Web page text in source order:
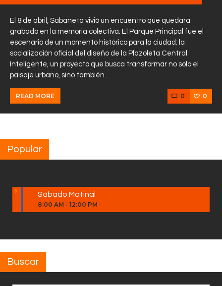
El 8 de abril, Sabaneta vivió un encuentro que quedará
grabado en la memoria colectiva. El Parque Principal fue el
escenario de un momento histórico para la ciudad: la
socialización oficial del diseño de la Plazoleta Central
Inteligente, un proyecto que busca transformar no solo el
paisaje urbano, sino también…
READ MORE 0 0
Popular
Sábado Matinal
8:00 AM - 12:00 PM
Buscar